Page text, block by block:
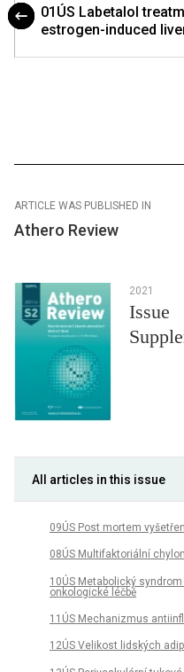
01ÚS Labetalol
estrogen-induced
ARTICLE WAS PUBLISHED IN
Athero Review
2021
Issue
All articles in this issue
09ÚS Post mortem
08ÚS Multifaktoriální
10ÚS Metabolický
onkologické léčbě
11ÚS Mechanizmus
12ÚS Velikost lidských